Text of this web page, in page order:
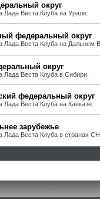
округ
Лада Веста Клуба на Урале.
федеральный округ
Лада Веста Клуба на Дальнем
округ
Лада Веста Клуба в Сибири.
федеральный округ
Лада Веста Клуба на Кавказе.
зарубежье
Лада Веста Клуба в странах